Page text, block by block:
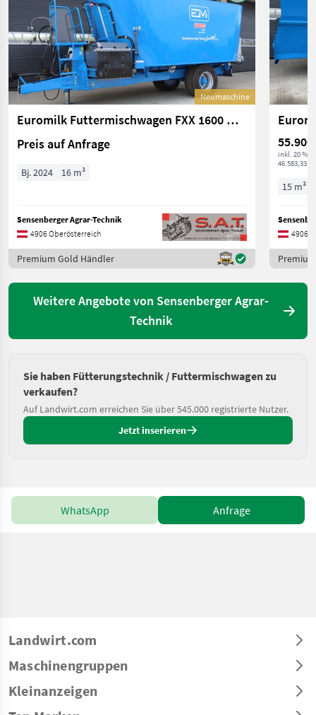
Neumaschine
Euromilk Futtermischwagen FXX 1600 HD-Vollaussattung
Preis auf Anfrage
Bj. 2024 16 m³
Sensenberger Agrar-Technik
4906 Oberösterreich
Premium Gold Händler
55.900
inkl. 20 %
46.583,33 €
15 m³
4906
Weitere Angebote von Sensenberger Agrar-
Technik
Sie haben Fütterungstechnik / Futtermischwagen zu
verkaufen?
Auf Landwirt.com erreichen Sie über 545.000 registrierte Nutzer.
Jetzt inserieren
WhatsApp Anfrage
Landwirt.com
Maschinengruppen
Kleinanzeigen